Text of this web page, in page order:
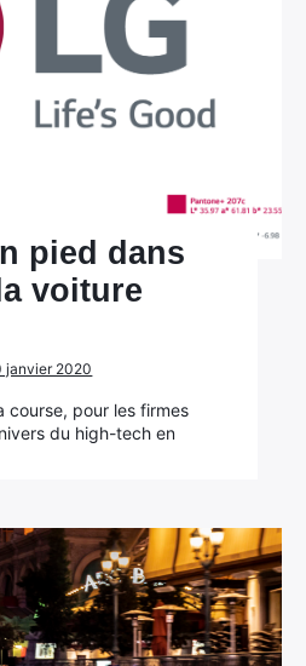
pied dans
voiture
janvier 2020
course, pour les firmes
du high-tech en